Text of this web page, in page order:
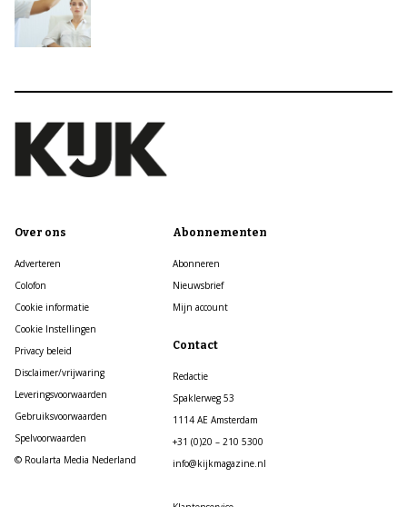
Over ons
Adverteren
Colofon
Cookie informatie
Cookie Instellingen
Privacy beleid
Disclaimer/vrijwaring
Leveringsvoorwaarden
Gebruiksvoorwaarden
Spelvoorwaarden
© Roularta Media Nederland
Abonnementen
Abonneren
Nieuwsbrief
Mijn account
Contact
Redactie
Spaklerweg 53
1114 AE Amsterdam
+31 (0)20 – 210 5300
info@kijkmagazine.nl